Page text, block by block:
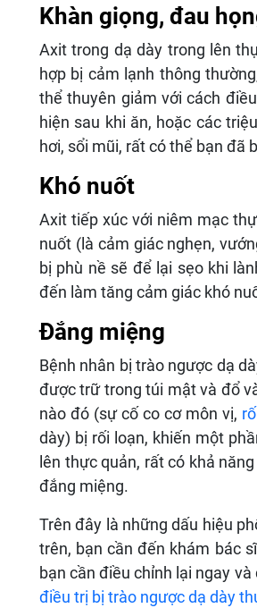
Khàn giọng, đau
Axit trong dạ dày trong lên
hợp bị cảm lạnh thông
thể thuyên giảm với cách
hiện sau khi ăn, hoặc các
hơi, sổi mũi, rất có thể bạn đã
Khó nuốt
Axit tiếp xúc với niêm mạc
nuốt (là cảm giác nghẹn,
bị phù nề sẽ để lại sẹo khi
đến làm tăng cảm giác khó
Đắng miệng
Bệnh nhân bị trào ngược dạ
được trữ trong túi mật và đổ
nào đó (sự cố co cơ môn vị,
dày) bị rối loạn, khiến một
lên thực quản, rất có khả
đắng miệng.
Trên đây là những dấu hiệu
trên, bạn cần đến khám bác
bạn cần điều chỉnh lại ngay
điều trị bị trào ngược dạ dày